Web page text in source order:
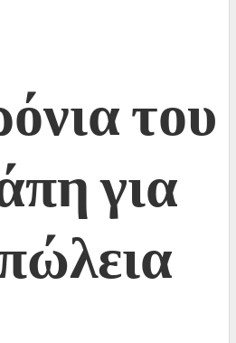
του
για